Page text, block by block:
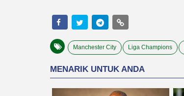
Manchester City Liga Champions